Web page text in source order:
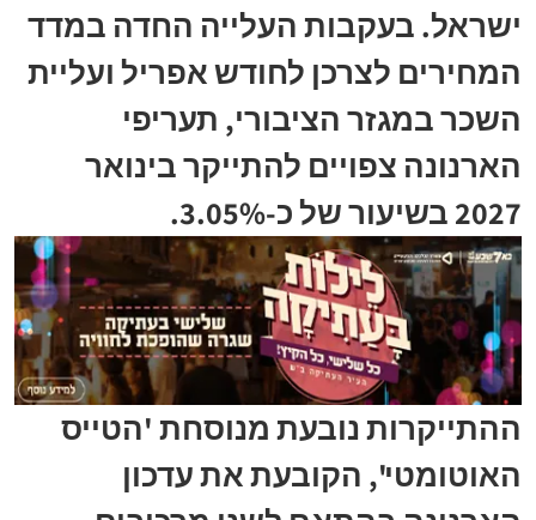
ישראל. בעקבות העלייה החדה במדד
המחירים לצרכן לחודש אפריל ועליית
השכר במגזר הציבורי, תעריפי
הארנונה צפויים להתייקר בינואר
2027 בשיעור של כ-3.05%.
ההתייקרות נובעת מנוסחת 'הטייס
האוטומטי', הקובעת את עדכון